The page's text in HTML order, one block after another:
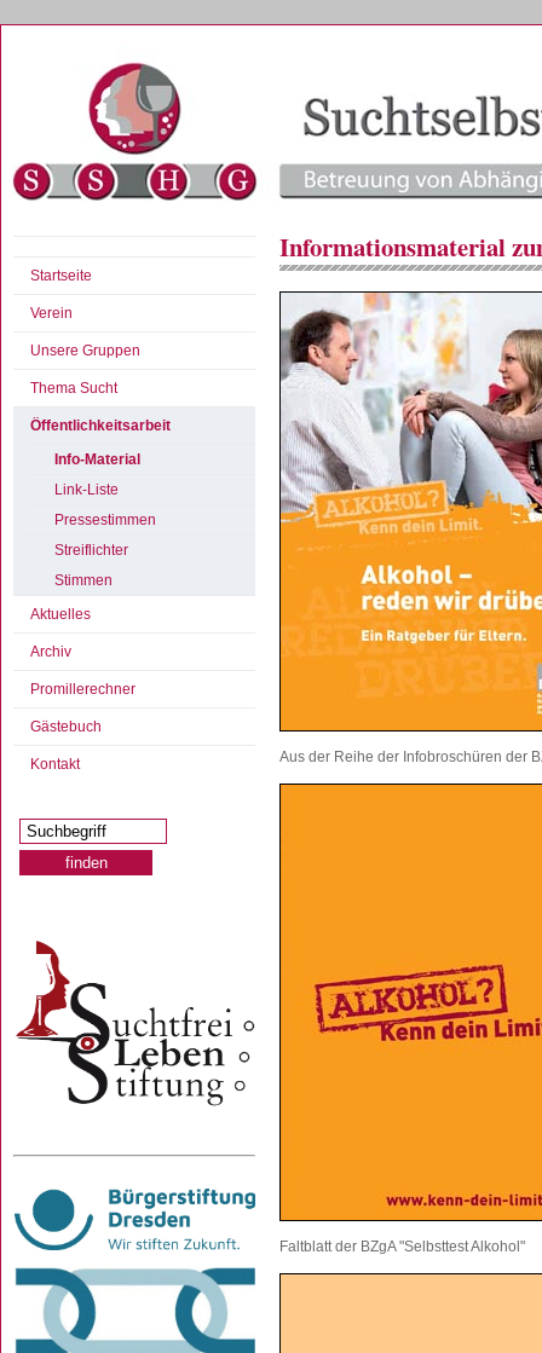
Startseite
Verein
Unsere Gruppen
Thema Sucht
Öffentlichkeitsarbeit
Info-Material
Link-Liste
Pressestimmen
Streiflichter
Stimmen
Aktuelles
Archiv
Promillerechner
Gästebuch
Kontakt
Informationsmaterial
Aus der Reihe der Infobroschüren der
Faltblatt der BZgA "Selbsttest Alkohol"